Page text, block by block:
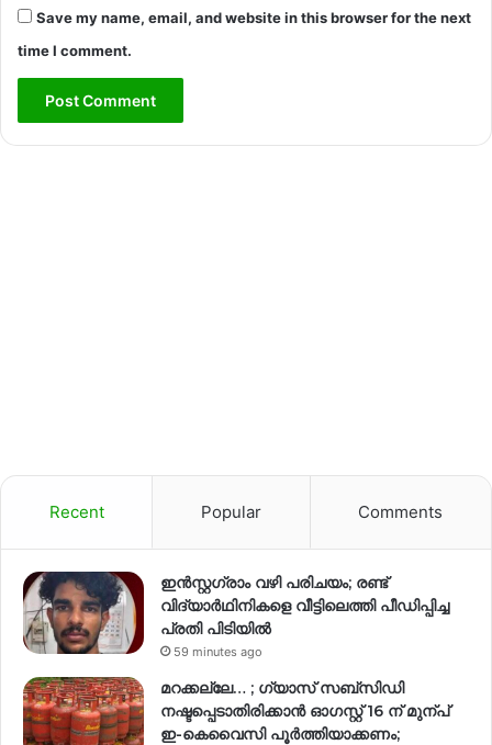
Save my name, email, and website in this browser for the next
time I comment.
Recent Popular Comments
ഇന്‍സ്റ്റഗ്രാം വഴി പരിചയം; രണ്ട്
വിദ്യാര്‍ഥിനികളെ വീട്ടിലെത്തി പീഡിപ്പിച്ച
പ്രതി പിടിയിൽ
59 minutes ago
മറക്കല്ലേ… ; ഗ്യാസ് സബ്സിഡി
നഷ്ടപ്പെടാതിരിക്കാൻ ഓഗസ്റ്റ് 16 ന് മുന്പ്
ഇ-കെവൈസി പൂർത്തിയാക്കണം;